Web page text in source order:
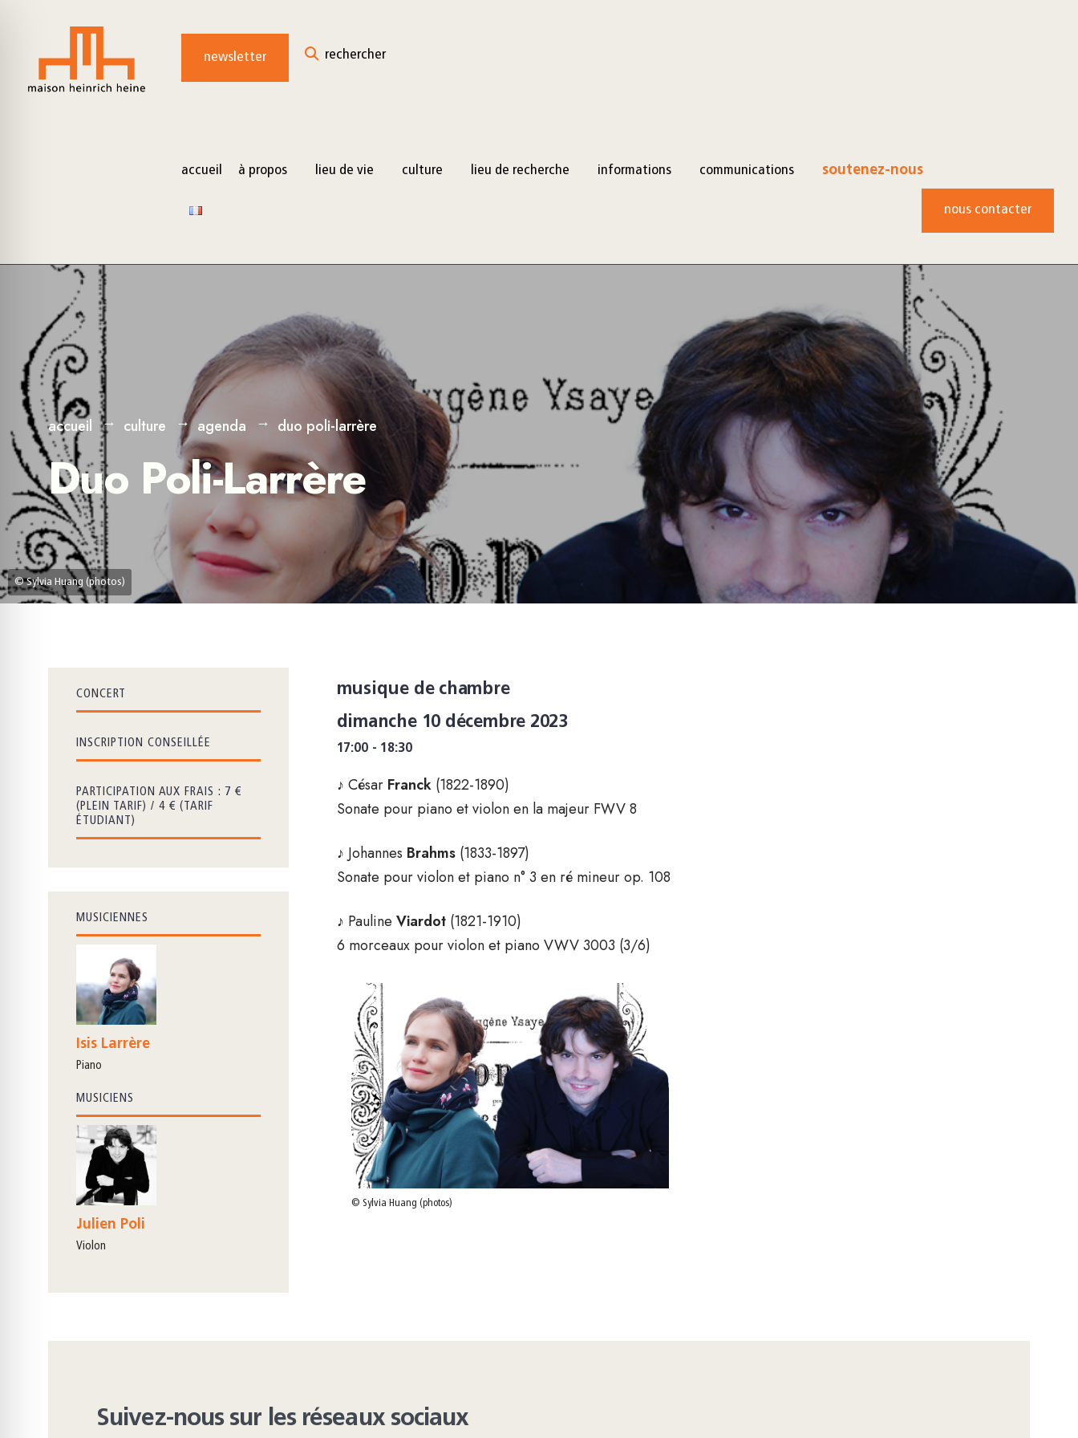
content
newsletter rechercher
accueil à propos lieu de vie culture lieu de recherche informations communications soutenez-nous
nous contacter
© Sylvia Huang (photos)
accueil culture agenda duo poli-larrère
Duo Poli-Larrère
musique de chambre
dimanche 10 décembre 2023
17:00 - 18:30
♪ César Franck (1822-1890)
Sonate pour piano et violon en la majeur FWV 8
♪ Johannes Brahms (1833-1897)
Sonate pour violon et piano n° 3 en ré mineur op. 108
♪ Pauline Viardot (1821-1910)
6 morceaux pour violon et piano VWV 3003 (3/6)
© Sylvia Huang (photos)
CONCERT
INSCRIPTION CONSEILLÉE
PARTICIPATION AUX FRAIS : 7 €
(PLEIN TARIF) / 4 € (TARIF
ÉTUDIANT)
MUSICIENNES
Isis Larrère
piano
MUSICIENS
Julien Poli
violon
Suivez-nous sur les réseaux sociaux